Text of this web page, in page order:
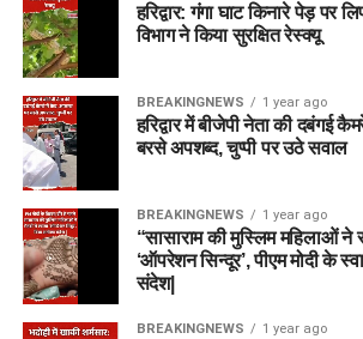
हरिद्वार: गंगा घाट किनारे पेड़ पर
विभाग ने किया सुरक्षित रेस्क्यू
BREAKINGNEWS 1 year ago
हरिद्वार में बीजेपी नेता की दबंगई
बरसे अपशब्द, चुप्पी पर उठे सवाल
BREAKINGNEWS 1 year ago
“सासाराम की मुस्लिम महिलाओं ने
‘ऑपरेशन सिन्दूर’, पीएम मोदी के
संदेश|
BREAKINGNEWS 1 year ago